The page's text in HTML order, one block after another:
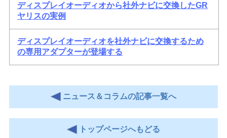
ディスプレイオーディオから社外ナビに交換したGR
ヤリスの実例
ディスプレイオーディオを社外ナビに交換するため
の専用アダプターが登場する
ニュース＆コラムの記事一覧へ
トップページへもどる